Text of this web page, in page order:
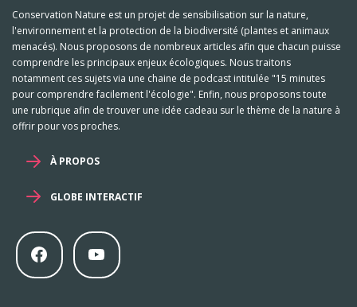
Conservation Nature est un projet de sensibilisation sur la nature,
l'environnement et la protection de la biodiversité (plantes et animaux
menacés). Nous proposons de nombreux articles afin que chacun puisse
comprendre les principaux enjeux écologiques. Nous traitons
notamment ces sujets via une chaine de podcast intitulée "15 minutes
pour comprendre facilement l'écologie". Enfin, nous proposons toute
une rubrique afin de trouver une idée cadeau sur le thème de la nature à
offrir pour vos proches.
À PROPOS
GLOBE INTERACTIF